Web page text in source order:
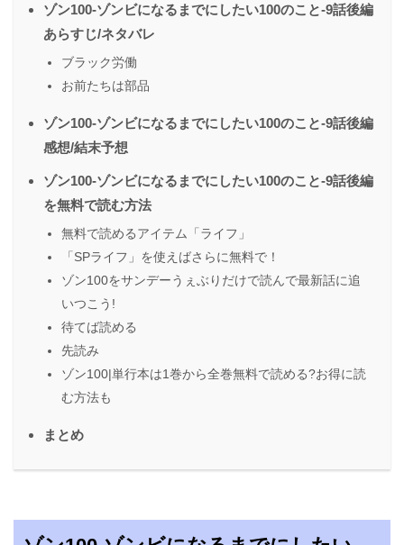
ゾン100-ゾンビになるまでにしたい100のこと-9話後編
あらすじ/ネタバレ
ブラック労働
お前たちは部品
ゾン100-ゾンビになるまでにしたい100のこと-9話後編
感想/結末予想
ゾン100-ゾンビになるまでにしたい100のこと-9話後編
を無料で読む方法
無料で読めるアイテム「ライフ」
「SPライフ」を使えばさらに無料で！
ゾン100をサンデーうぇぶりだけで読んで最新話に追
いつこう!
待てば読める
先読み
ゾン100|単行本は1巻から全巻無料で読める?お得に読
む方法も
まとめ